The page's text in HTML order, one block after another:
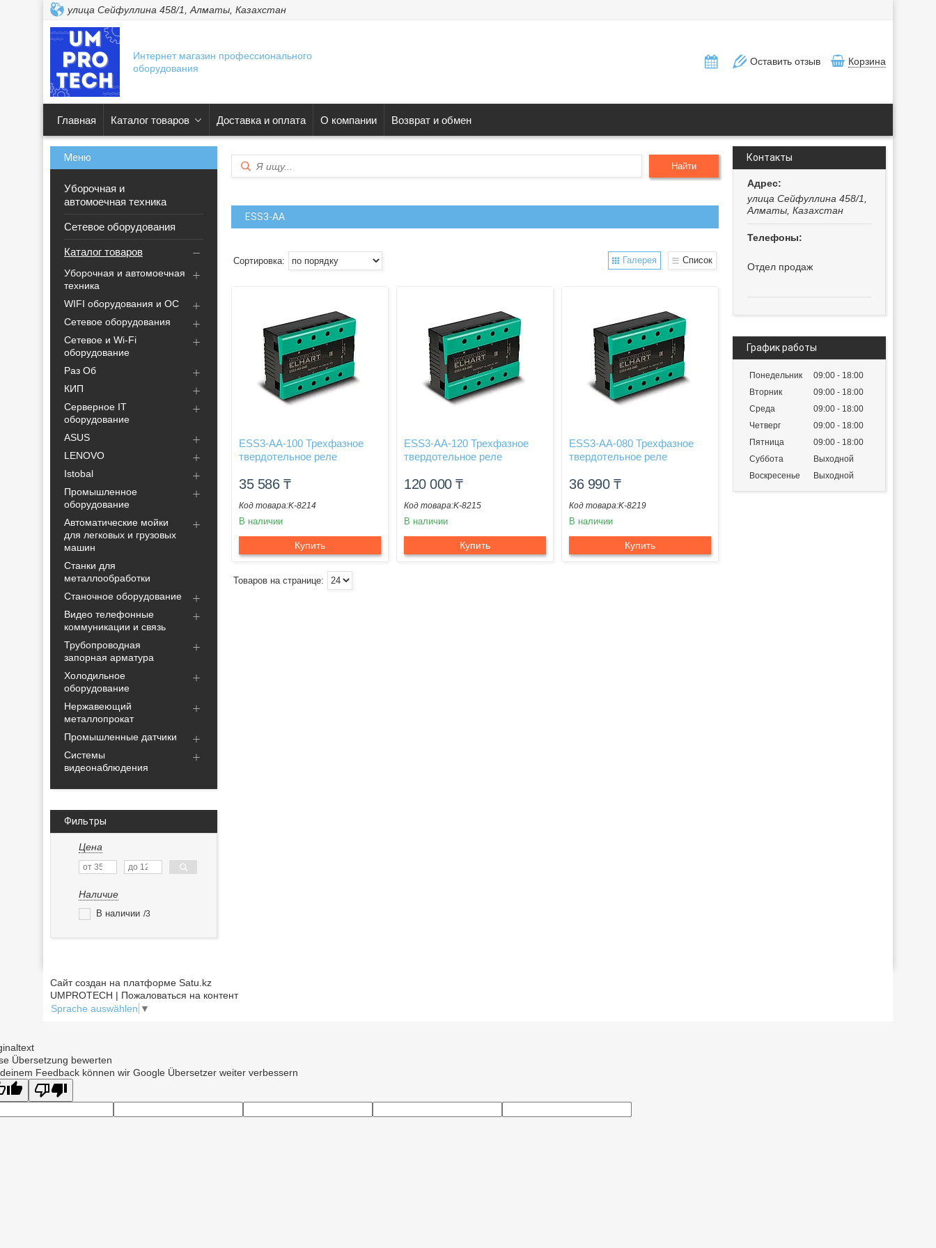
улица Сейфуллина 458/1, Алматы, Казахстан
Интернет магазин профессионального
оборудования
Оставить отзыв Корзина
Главная Каталог товаров Доставка и оплата О компании Возврат и обмен
Уборочная и
автомоечная техника
Сетевое оборудования
Каталог товаров
Уборочная и автомоечная
техника
WIFI оборудования и ОС
Сетевое оборудования
Сетевое и Wi-Fi
оборудование
Раз Об
КИП
Серверное IT
оборудование
ASUS
LENOVO
Istobal
Промышленное
оборудование
Автоматические мойки
для легковых и грузовых
машин
Станки для
металлообработки
Станочное оборудование
Видео телефонные
коммуникации и связь
Трубопроводная
запорная арматура
Холодильное
оборудование
Нержавеющий
металлопрокат
Промышленные датчики
Системы
видеонаблюдения
Фильтры
Цена
Наличие
В наличии 3
Найти
ESS3-AA
Галерея Список
ESS3-AA-100 Трехфазное
твердотельное реле
35 586 ₸
K-8214
В наличии
Купить
ESS3-AA-120 Трехфазное
твердотельное реле
120 000₸
K-8215
В наличии
Купить
ESS3-AA-080 Трехфазное
твердотельное реле
36 990 ₸
K-8219
В наличии
Купить
Контакты
улица Сейфуллина 458/1,
Алматы, Казахстан
Отдел продаж
График работы
Понедельник 09:00
18:00
Вторник
09:00
18:00
Среда
09:00
18:00
Четверг
09:00
18:00
Пятница
09:00
18:00
Суббота
Выходной
Воскресенье
Выходной
Сайт создан на платформе Satu.kz
UMPROTECH | Пожаловаться на контент
Sprache auswählen ▼
Übersetzung bewerten
Feedback können wir Google Übersetzer weiter verbessern